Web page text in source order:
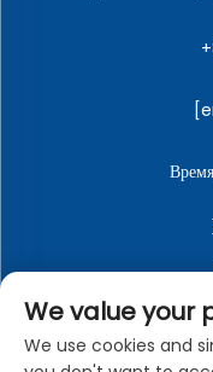
We value your
We use cookies and